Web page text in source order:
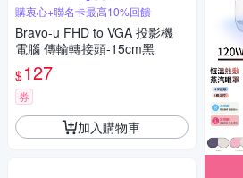
購衷心+聯名卡最高10%回饋
Bravo-u FHD to VGA 投影機
電腦 傳輸轉接頭-15cm黑
$127
券
加入購物車